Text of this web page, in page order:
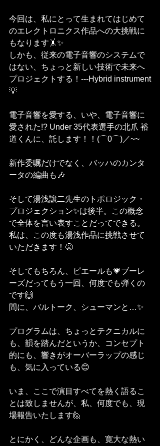
今回は、私にとって生まれてはじめて
のエレクトロニクス作品への大挑戦に
もなります🤸✨
しかも、従来の電子音響のシステムで
はない、ちょっと新しい技術で未来へ
プロジェクトする！---Hybrid instrument
💡
電子音響を愛する、いや、電子音響に
愛された!? Under 35代表選手の北爪 裕
道くんに、託します！！(⌒0⌒)／~~
新作委嘱だけでなく、バッハのカンタ
ータの編曲も🎶
そして湯浅譲二先生のトポロジック・
プロジェクション✨は後半。この概念
で全体を言い表すことだってできる。
私は、この度も湯浅作品に挑戦させて
いただきます！😤
そしてもちろん、ピエールも💗ブーレ
ーズだってもう一回、何度でも弾くの
です🙌
間に、バルトーク、シューマンと…✨
プログラムは、ちょっとテクニカルに
も、韻を踏んだというか、コンセプト
的にも、響きがオーバーラップの感じ
も、気に入っている😊
いま、ここで演目すべてを熱く語るこ
とは致しませんが、私、何度でも、現
場報告いたします🙋
とにかく、どんな企画も、寛大な熱い